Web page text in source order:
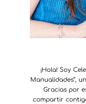
¡Hola! Soy
Manualidades”,
Gracias por
compartir